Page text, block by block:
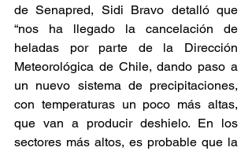
de Senapred, Sidi Bravo detalló que
“nos ha llegado la cancelación de
heladas por parte de la Dirección
Meteorológica de Chile, dando paso a
un nuevo sistema de precipitaciones,
con temperaturas un poco más altas,
que van a producir deshielo. En los
sectores más altos, es probable que la